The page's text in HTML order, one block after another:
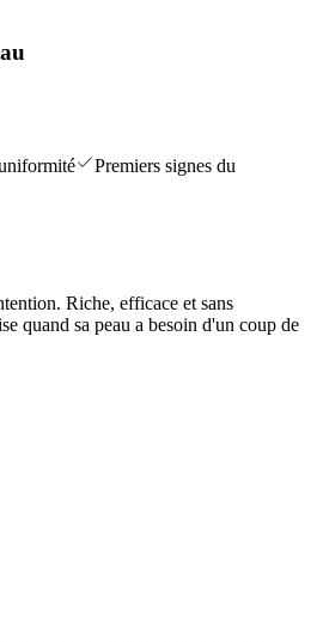
Premiers signes du
Riche, efficace et sans
quand sa peau a besoin d'un coup de